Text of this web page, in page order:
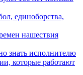
единоборства,
нашествия
знать исполнителю
которые работают